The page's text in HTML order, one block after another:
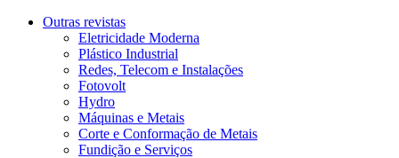
Outras revistas
Eletricidade Moderna
Plástico Industrial
Redes, Telecom e Instalações
Fotovolt
Hydro
Máquinas e Metais
Corte e Conformação de Metais
Fundição e Serviços